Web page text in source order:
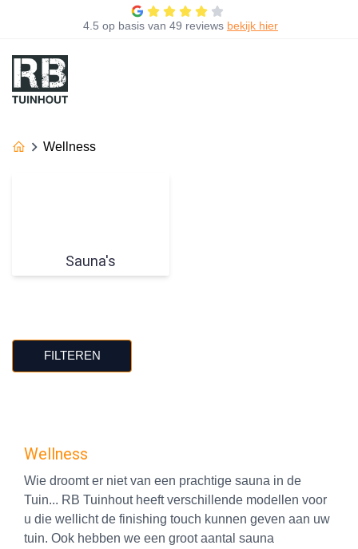
4.5 op basis van 49 reviews bekijk hier
Wellness
Sauna's
FILTEREN
Wellness
Wie droomt er niet van een prachtige sauna in de
Tuin... RB Tuinhout heeft verschillende modellen voor
u die wellicht de finishing touch kunnen geven aan uw
tuin. Ook hebben we een groot aantal sauna